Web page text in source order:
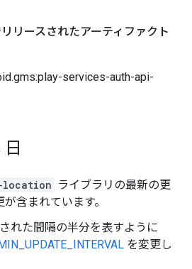
リースされたアーティファクト
services-auth-api-
location ライブラリの最新の更
含まれています。
れた間隔の半分を表すように
を変更し